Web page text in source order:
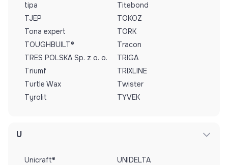
tipa
Titebond
TJEP
TOKOZ
Tona expert
TORK
TOUGHBUILT®
Tracon
TRES POLSKA Sp. z o. o.
TRIGA
Triumf
TRIXLINE
Turtle Wax
Twister
Tyrolit
TYVEK
U
Unicraft®
UNIDELTA